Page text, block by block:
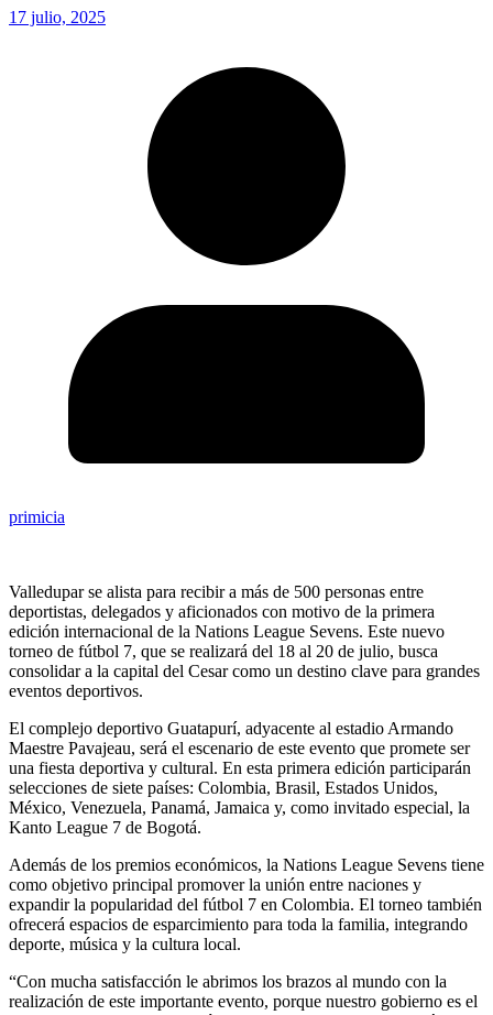
17 julio, 2025
primicia
Valledupar se alista para recibir a más de 500 personas entre
deportistas, delegados y aficionados con motivo de la primera
edición internacional de la Nations League Sevens. Este nuevo
torneo de fútbol 7, que se realizará del 18 al 20 de julio, busca
consolidar a la capital del Cesar como un destino clave para grandes
eventos deportivos.
El complejo deportivo Guatapurí, adyacente al estadio Armando
Maestre Pavajeau, será el escenario de este evento que promete ser
una fiesta deportiva y cultural. En esta primera edición participarán
selecciones de siete países: Colombia, Brasil, Estados Unidos,
México, Venezuela, Panamá, Jamaica y, como invitado especial, la
Kanto League 7 de Bogotá.
Además de los premios económicos, la Nations League Sevens tiene
como objetivo principal promover la unión entre naciones y
expandir la popularidad del fútbol 7 en Colombia. El torneo también
ofrecerá espacios de esparcimiento para toda la familia, integrando
deporte, música y la cultura local.
“Con mucha satisfacción le abrimos los brazos al mundo con la
realización de este importante evento, porque nuestro gobierno es el